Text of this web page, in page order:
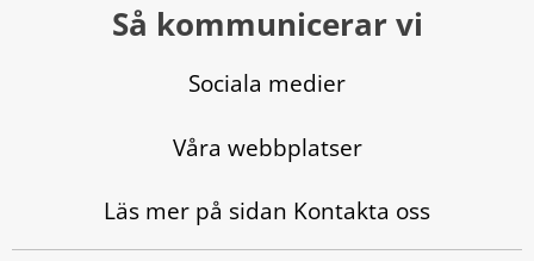
Så kommunicerar vi
Sociala medier
Våra webbplatser
Läs mer på sidan Kontakta oss